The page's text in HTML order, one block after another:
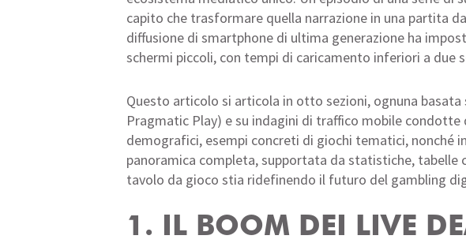
capito che trasformare quella narrazione in una partita
diffusione di smartphone di ultima generazione ha
schermi piccoli, con tempi di caricamento inferiori a due
Questo articolo si articola in otto sezioni, ognuna
Pragmatic Play) e su indagini di traffico mobile
demografici, esempi concreti di giochi tematici, nonché
panoramica completa, supportata da statistiche, tabelle
tavolo da gioco stia ridefinendo il futuro del gambling
1. IL BOOM DEI LIVE